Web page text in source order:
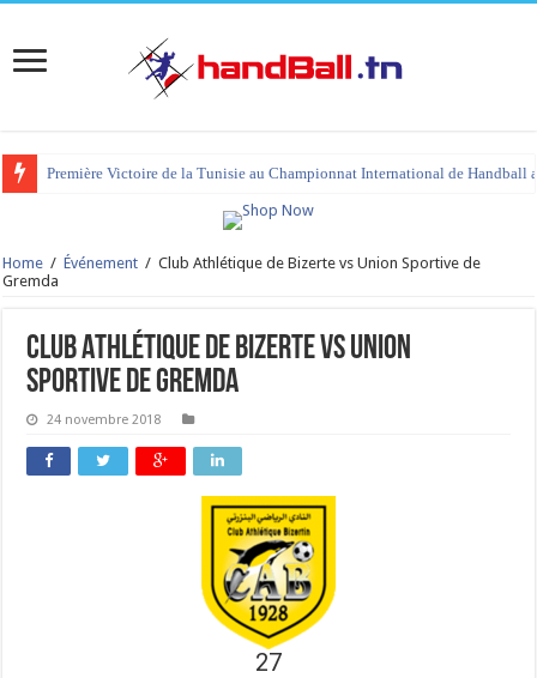
Première Victoire de la Tunisie au Championnat International de Handball
Home / Événement / Club Athlétique de Bizerte vs Union Sportive de
Gremda
Club Athlétique de Bizerte vs Union
Sportive de Gremda
24 novembre 2018
27